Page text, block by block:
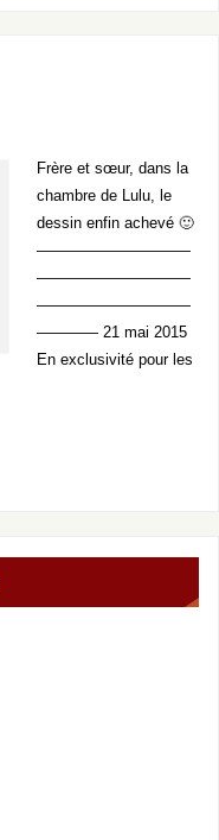
Frère et sœur, dans la
chambre de Lulu, le
dessin enfin achevé 🙂
——————————
——————————
——————————
———— 21 mai 2015
En exclusivité pour les